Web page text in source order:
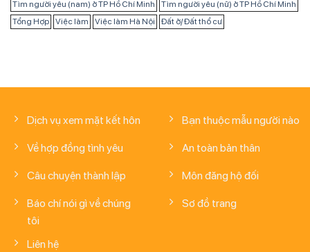
Tìm người yêu (nam) ở TP Hồ Chí Minh
Tìm người yêu (nữ) ở TP Hồ Chí Minh
Tổng Hợp
Việc làm Việc làm Hà Nội Đất ở/ Đất thổ cư
Dịch vụ xem mặt kết hôn
Về hợp đồng tình yêu
Câu chuyện thành lập
Báo chí nói gì về chúng
tôi
Liên hệ
Bạn thuộc mẫu người nào
An toàn bản thân
Môn đăng hộ đối
Sơ đồ trang